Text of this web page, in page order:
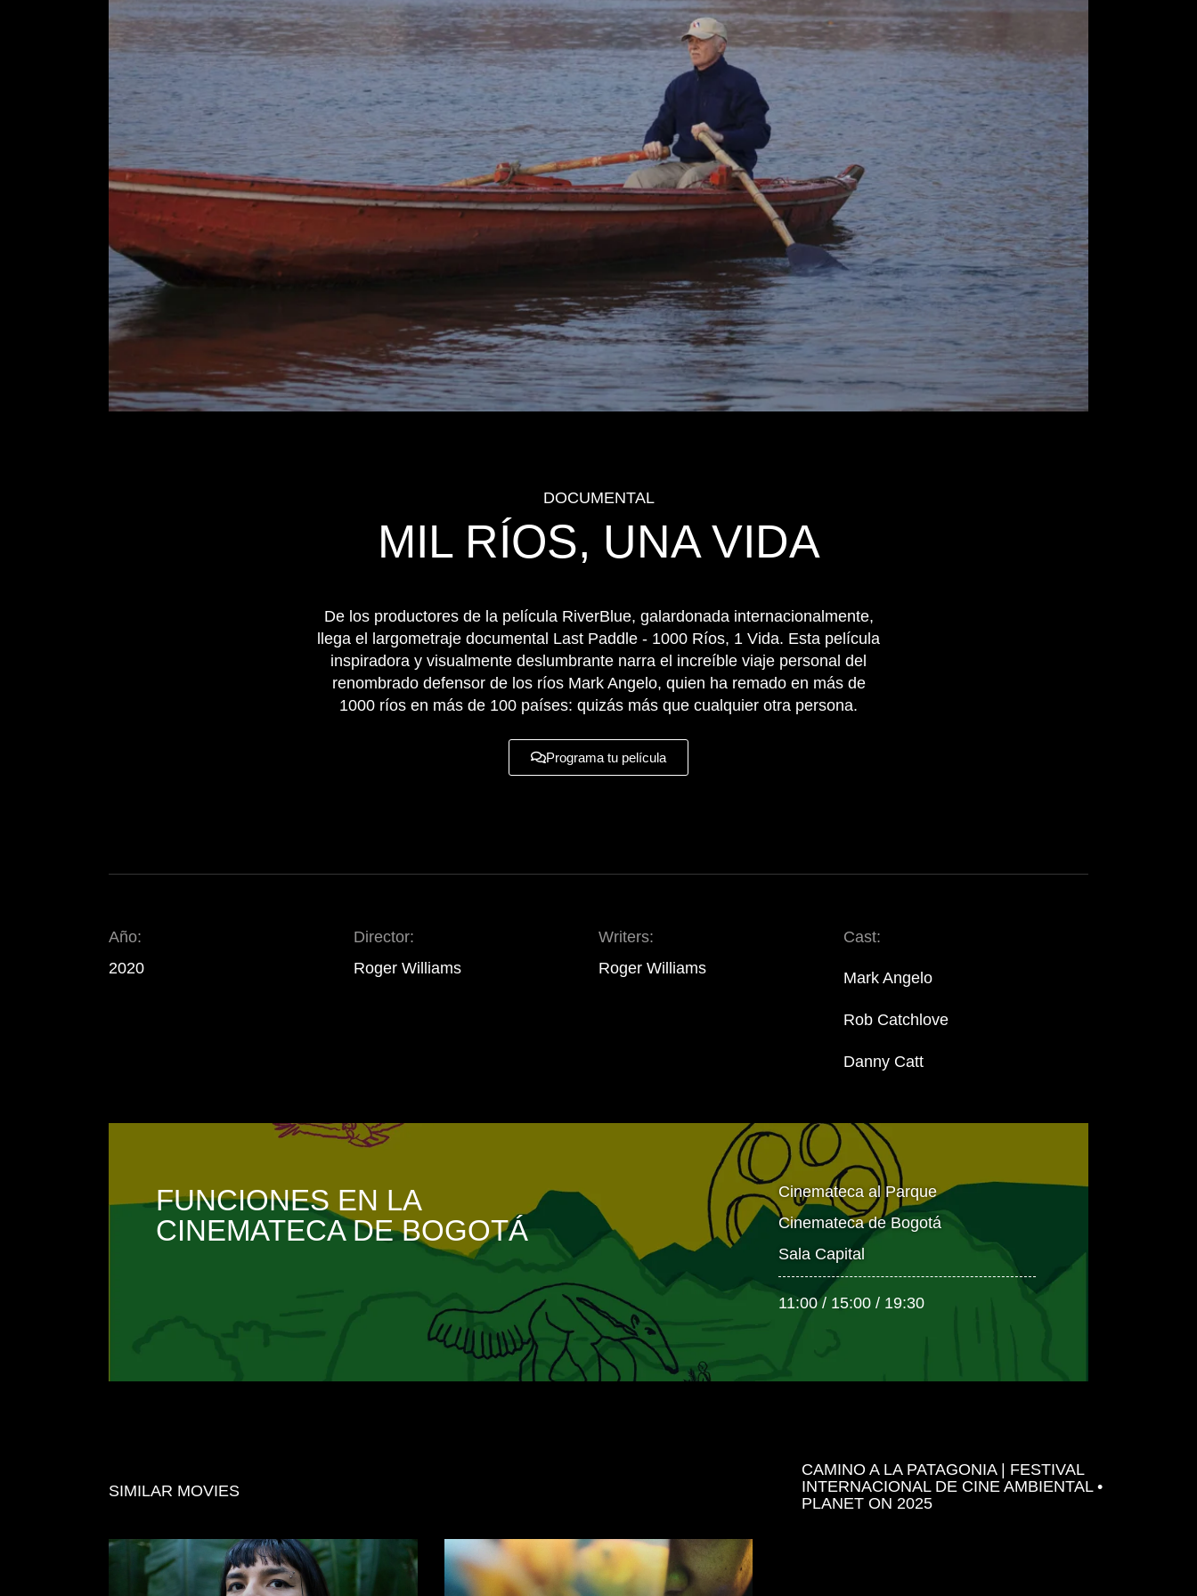
DOCUMENTAL
MIL RÍOS, UNA VIDA
De los productores de la película RiverBlue, galardonada internacionalmente,
llega el largometraje documental Last Paddle - 1000 Ríos, 1 Vida. Esta película
inspiradora y visualmente deslumbrante narra el increíble viaje personal del
renombrado defensor de los ríos Mark Angelo, quien ha remado en más de
1000 ríos en más de 100 países: quizás más que cualquier otra persona.
Programa tu película
Año:
2020
Director:
Roger Williams
Writers:
Roger Williams
Cast:
Mark Angelo
Rob Catchlove
Danny Catt
FUNCIONES EN LA
CINEMATECA DE BOGOTÁ
Cinemateca al Parque
Cinemateca de Bogotá
Sala Capital
11:00 / 15:00 / 19:30
SIMILAR MOVIES
CAMINO A LA PATAGONIA | FESTIVAL
INTERNACIONAL DE CINE AMBIENTAL •
PLANET ON 2025